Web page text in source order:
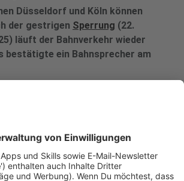
Düsseldorf und Köln können
der gestrigen Sperrung (22.
läuft der Bahnverkehr wieder
bestätigte ein Bahnsprecher am
Strecke lahm